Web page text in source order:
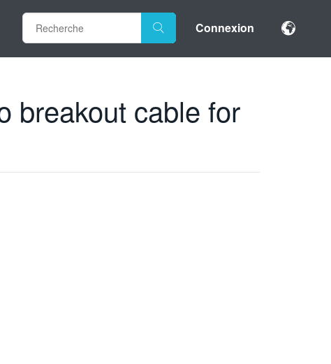
Connexion
breakout cable for